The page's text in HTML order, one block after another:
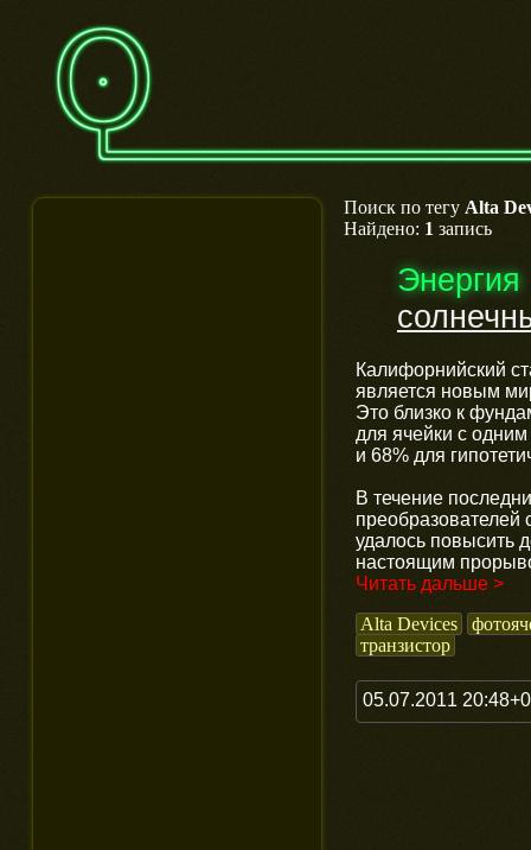
Поиск по тегу Alta
Найдено: 1 запись
Энергия
Калифорнийский
является новым
Это близко к
для ячейки с
и 68% для
В течение
удалось повысить
настоящим
Читать дальше >
Alta Devices
транзистор
05.07.2011